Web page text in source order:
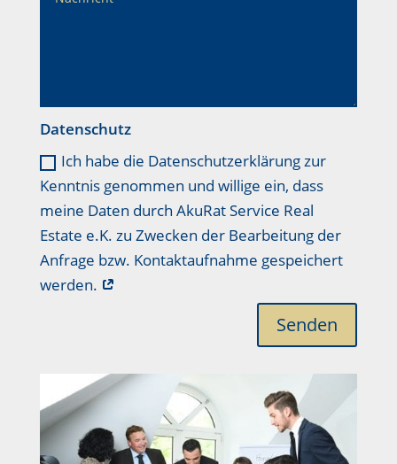
Datenschutz
Ich habe die Datenschutzerklärung zur
Kenntnis genommen und willige ein, dass
meine Daten durch AkuRat Service Real
Estate e.K. zu Zwecken der Bearbeitung der
Anfrage bzw. Kontaktaufnahme gespeichert
werden.
Senden